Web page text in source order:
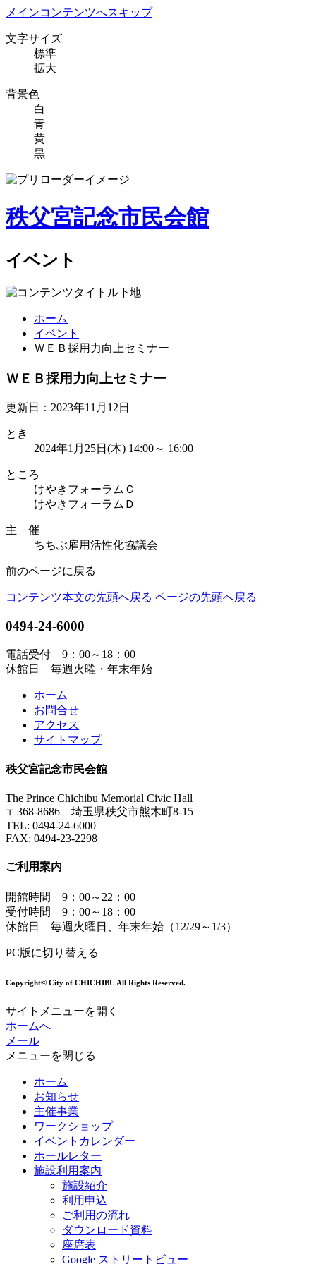
メインコンテンツへスキップ
文字サイズ
標準
拡大
背景色
白
青
黄
黒
秩父宮記念市民会館
イベント
ホーム
イベント
ＷＥＢ採用力向上セミナー
ＷＥＢ採用力向上セミナー
更新日：2023年11月12日
とき
2024年1月25日(木) 14:00～ 16:00
ところ
けやきフォーラムＣ
けやきフォーラムＤ
主 催
ちちぶ雇用活性化協議会
前のページに戻る
コンテンツ本文の先頭へ戻る ページの先頭へ戻る
0494-24-6000
電話受付 9：00～18：00
休館日 毎週火曜・年末年始
ホーム
お問合せ
アクセス
サイトマップ
秩父宮記念市民会館
The Prince Chichibu Memorial Civic Hall
〒368-8686 埼玉県秩父市熊木町8-15
TEL: 0494-24-6000
FAX: 0494-23-2298
ご利用案内
開館時間 9：00～22：00
受付時間 9：00～18：00
休館日 毎週火曜日、年末年始（12/29～1/3）
PC版に切り替える
Copyright© City of CHICHIBU All Rights Reserved.
サイトメニューを開く
ホームへ
メール
メニューを閉じる
ホーム
お知らせ
主催事業
ワークショップ
イベントカレンダー
ホールレター
施設利用案内
施設紹介
利用申込
ご利用の流れ
ダウンロード資料
座席表
Google ストリートビュー